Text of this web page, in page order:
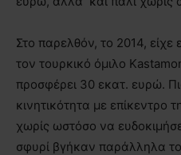
Στο παρελθόν, το 2014,
τον τουρκικό όμιλο
προσφέρει 30 εκατ. ευρώ.
κινητικότητα με επίκεντρο
χωρίς ωστόσο να
σφυρί βγήκαν παράλληλα